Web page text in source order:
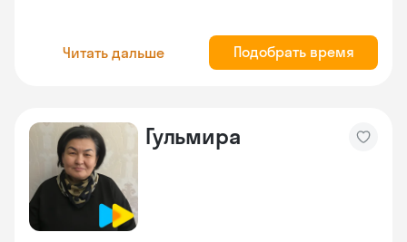
Читать дальше Подобрать время
Гульмира